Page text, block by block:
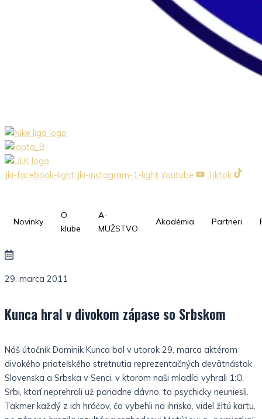
Jki-facebook-light Jki-instagram-1-light Youtube Tiktok
Novinky
O
klube
A-
MUŽSTVO
Akadémia Partneri
29. marca 2011
Kunca hral v divokom zápase so Srbskom
Náš útočník Dominik Kunca bol v utorok 29. marca aktérom
divokého priateľského stretnutia reprezentačných devätnástok
Slovenska a Srbska v Senci, v ktorom naši mladíci vyhrali 1:O.
Srbi, ktorí neprehrali už poriadne dávno, to psychicky neuniesli.
Takmer každý z ich hráčov, čo vybehli na ihrisko, videl žltú kartu,